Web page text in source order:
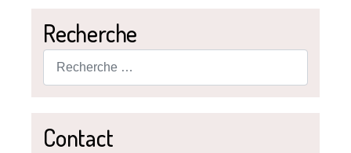
Recherche
Contact